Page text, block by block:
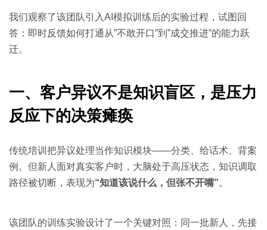
按角色
按业务场景
交易跟进
培训辅导
销售会话智能
我们观察了该团队引入AI模拟训练后的实验过程，试图回
答：即时反馈如何打通从”不敢开口”到”成交推进”的能力跃
迁。
一、客户异议不是知识盲区，是压力
反应下的决策瘫痪
传统培训把异议处理当作知识模块——分类、给话术、背案
例。但新人面对真实客户时，大脑处于高压状态，知识调取
路径被切断，表现为“知道该说什么，但张不开嘴”。
该团队的训练实验设计了一个关键对照：同一批新人，先接